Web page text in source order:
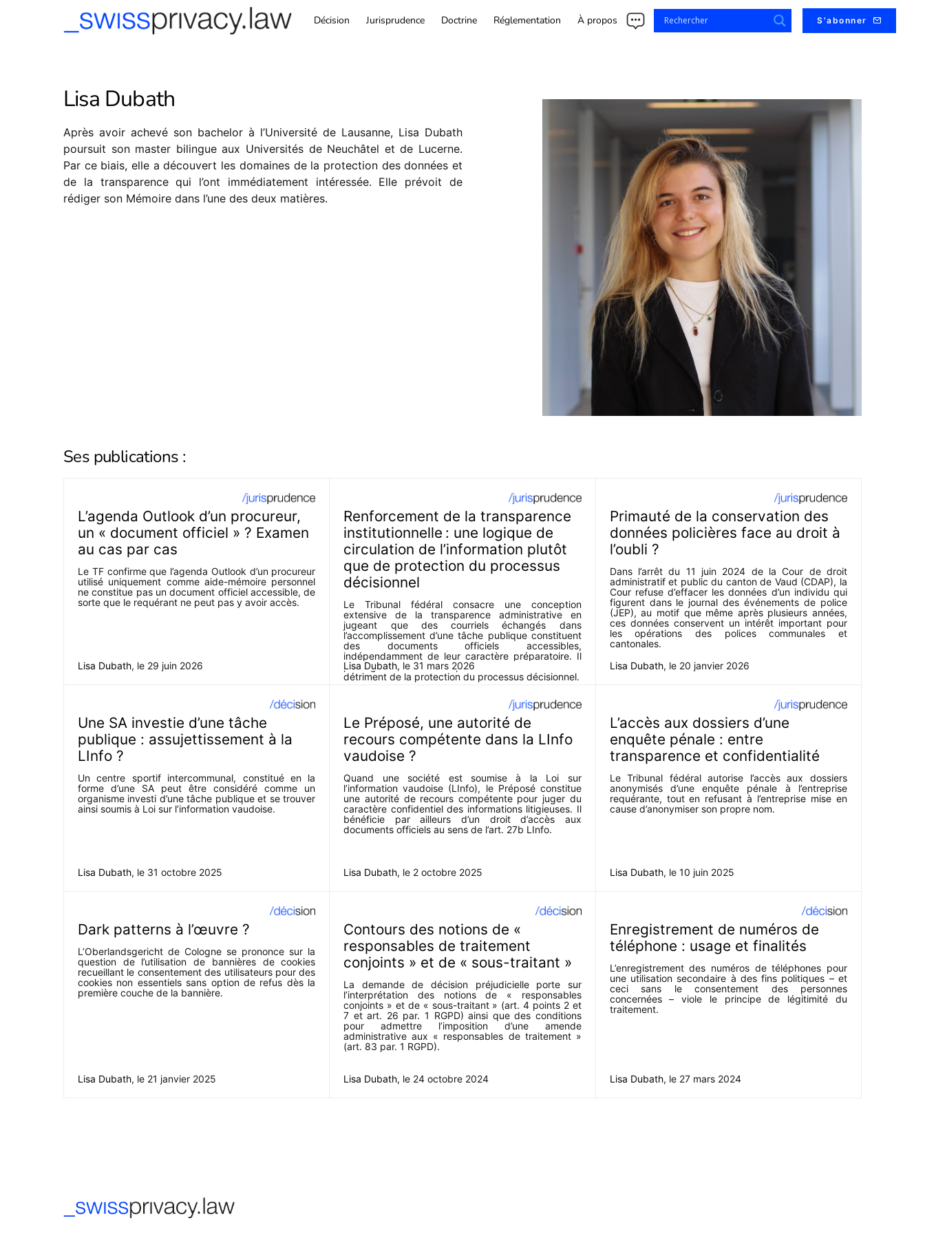
Décision Jurisprudence Doctrine Réglementation À propos S'abonner
Lisa Dubath
Après avoir achevé son bachelor à l’Université de Lausanne, Lisa Dubath
poursuit son master bilingue aux Universités de Neuchâtel et de Lucerne.
Par ce biais, elle a découvert les domaines de la protection des données et
de la transparence qui l’ont immédiatement intéressée. Elle prévoit de
rédiger son Mémoire dans l’une des deux matières.
Ses publications :
L’agenda Outlook d’un procureur,
un « document officiel » ? Examen
au cas par cas
Le TF confirme que l’agenda Outlook d’un procureur
utilisé uniquement comme aide-mémoire personnel
ne constitue pas un document officiel accessible, de
sorte que le requérant ne peut pas y avoir accès.
Lisa Dubath, le 29 juin 2026
Renforcement de la transparence
institutionnelle : une logique de
circulation de l’information plutôt
que de protection du processus
décisionnel
Le Tribunal fédéral consacre une conception
extensive de la transparence administrative en
jugeant que des courriels échangés dans
l’accomplissement d’une tâche publique constituent
des documents officiels accessibles,
indépendamment de leur caractère préparatoire. Il
privilégie ainsi la transparence institutionnelle au
détriment de la protection du processus décisionnel.
Lisa Dubath, le 31 mars 2026
Primauté de la conservation des
données policières face au droit à
l’oubli ?
Dans l’arrêt du 11 juin 2024 de la Cour de droit
administratif et public du canton de Vaud (CDAP), la
Cour refuse d’effacer les données d’un individu qui
figurent dans le journal des événements de police
(JEP), au motif que même après plusieurs années,
ces données conservent un intérêt important pour
les opérations des polices communales et
cantonales.
Lisa Dubath, le 20 janvier 2026
Une SA investie d’une tâche
publique : assujettissement à la
LInfo ?
Un centre sportif intercommunal, constitué en la
forme d’une SA peut être considéré comme un
organisme investi d’une tâche publique et se trouver
ainsi soumis à Loi sur l’information vaudoise.
Lisa Dubath, le 31 octobre 2025
Le Préposé, une autorité de
recours compétente dans la LInfo
vaudoise ?
Quand une société est soumise à la Loi sur
l’information vaudoise (LInfo), le Préposé constitue
une autorité de recours compétente pour juger du
caractère confidentiel des informations litigieuses. Il
bénéficie par ailleurs d’un droit d’accès aux
documents officiels au sens de l’art. 27b LInfo.
Lisa Dubath, le 2 octobre 2025
L’accès aux dossiers d’une
enquête pénale : entre
transparence et confidentialité
Le Tribunal fédéral autorise l’accès aux dossiers
anonymisés d’une enquête pénale à l’entreprise
requérante, tout en refusant à l’entreprise mise en
cause d’anonymiser son propre nom.
Lisa Dubath, le 10 juin 2025
Dark patterns à l’œuvre ?
L’Oberlandsgericht de Cologne se prononce sur la
question de l’utilisation de bannières de cookies
recueillant le consentement des utilisateurs pour des
cookies non essentiels sans option de refus dès la
première couche de la bannière.
Lisa Dubath, le 21 janvier 2025
Contours des notions de «
responsables de traitement
conjoints » et de « sous-traitant »
La demande de décision préjudicielle porte sur
l’interprétation des notions de « responsables
conjoints » et de « sous-traitant » (art. 4 points 2 et
7 et art. 26 par. 1 RGPD) ainsi que des conditions
pour admettre l’imposition d’une amende
administrative aux « responsables de traitement »
(art. 83 par. 1 RGPD).
Lisa Dubath, le 24 octobre 2024
Enregistrement de numéros de
téléphone : usage et finalités
L’enregistrement des numéros de téléphones pour
une utilisation secondaire à des fins politiques – et
ceci sans le consentement des personnes
concernées – viole le principe de légitimité du
traitement.
Lisa Dubath, le 27 mars 2024